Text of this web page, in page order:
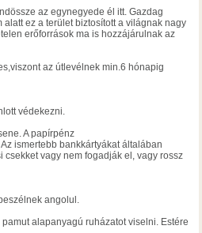
az egynegyede él itt. Gazdag
ez a terület biztosított a világnak nagy
erőforrások ma is hozzájárulnak az
az útlevélnek min.6 hónapig
védekezni.
A papírpénz
ismertebb bankkártyákat általában
vagy nem fogadják el, vagy rossz
angolul.
alapanyagú ruházatot viselni. Estére